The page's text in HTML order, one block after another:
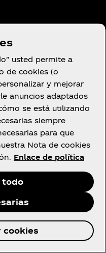
Todos los
usted permite a
de cookies (o
y mejorar
anuncios adaptados
se está utilizando
siempre
para que
Nota de cookies
Enlace de política
todo
cookies